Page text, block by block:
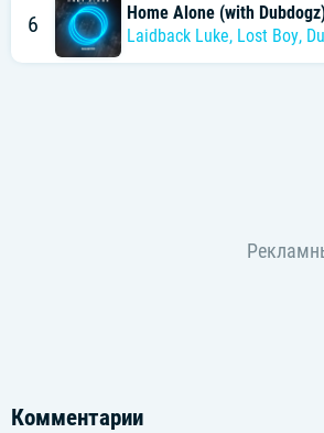
6
Home Alone (with
Laidback Luke, Lost Boy,
Комментарии